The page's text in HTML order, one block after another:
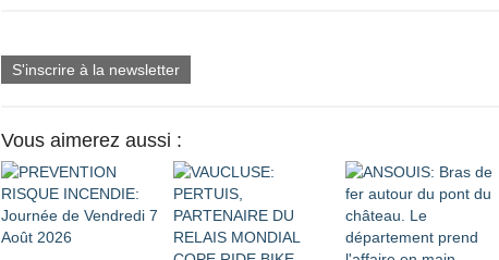
S'inscrire à la newsletter
Vous aimerez aussi :